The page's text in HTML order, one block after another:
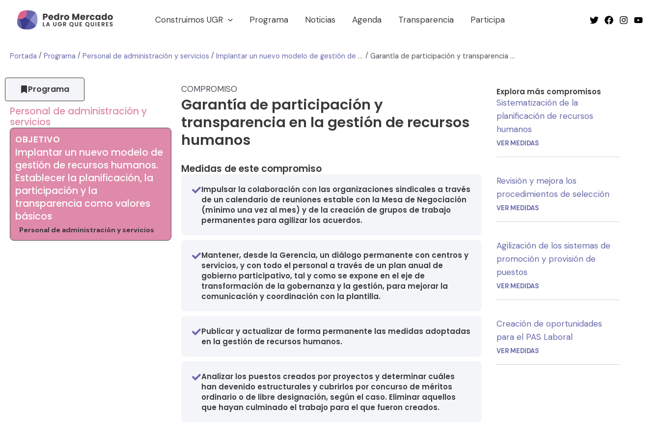
Construimos UGR Programa Noticias Agenda Transparencia Participa
Portada / Programa / Personal de administración y servicios / Implantar un nuevo modelo de gestión de recursos humanos. Establecer la planificación, la participación y la transparencia como valores básicos / Garantía de participación y transparencia en la gestión de recursos humanos
Programa
Personal de administración y
servicios
OBJETIVO
Implantar un nuevo modelo de
gestión de recursos humanos.
Establecer la planificación, la
participación y la
transparencia como valores
básicos
Personal de administración y servicios
COMPROMISO
Garantía de participación y
transparencia en la gestión de recursos
humanos
Medidas de este compromiso
Impulsar la colaboración con las organizaciones sindicales a través
de un calendario de reuniones estable con la Mesa de Negociación
(mínimo una vez al mes) y de la creación de grupos de trabajo
permanentes para agilizar los acuerdos.
Mantener, desde la Gerencia, un diálogo permanente con centros y
servicios, y con todo el personal a través de un plan anual de
gobierno participativo, tal y como se expone en el eje de
transformación de la gobernanza y la gestión, para mejorar la
comunicación y coordinación con la plantilla.
Publicar y actualizar de forma permanente las medidas adoptadas
en la gestión de recursos humanos.
Analizar los puestos creados por proyectos y determinar cuáles
han devenido estructurales y cubrirlos por concurso de méritos
ordinario o de libre designación, según el caso. Eliminar aquellos
que hayan culminado el trabajo para el que fueron creados.
Explora más compromisos
Sistematización de la
planificación de recursos
humanos
VER MEDIDAS
Revisión y mejora los
procedimientos de selección
VER MEDIDAS
Agilización de los sistemas de
promoción y provisión de
puestos
VER MEDIDAS
Creación de oportunidades
para el PAS Laboral
VER MEDIDAS